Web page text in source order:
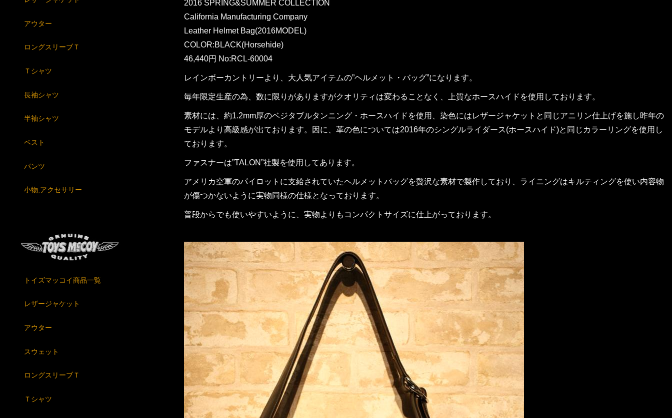
2016 SPRING&SUMMER COLLECTION
California Manufacturing Company
Leather Helmet Bag(2016MODEL)
COLOR:BLACK(Horsehide)
46,440円 No:RCL-60004
レインボーカントリーより、大人気アイテムの”ヘルメット・バッグ”になります。
毎年限定生産の為、数に限りがありますがクオリティは変わることなく、上質なホースハイドを使用しております。
素材には、約1.2mm厚のベジタブルタンニング・ホースハイドを使用、染色にはレザージャケットと同じアニリン仕上げを施し昨年の
モデルより高級感が出ております。因に、革の色については2016年のシングルライダース(ホースハイド)と同じカラーリングを使用し
ております。
ファスナーは”TALON”社製を使用してあります。
アメリカ空軍のパイロットに支給されていたヘルメットバッグを贅沢な素材で製作しており、ライニングはキルティングを使い内容物
が傷つかないように実物同様の仕様となっております。
普段からでも使いやすいように、実物よりもコンパクトサイズに仕上がっております。
アウター
ロングスリーブＴ
Ｔシャツ
長袖シャツ
半袖シャツ
ベスト
パンツ
小物,アクセサリー
トイズマッコイ商品一覧
レザージャケット
アウター
スウェット
ロングスリーブＴ
Ｔシャツ